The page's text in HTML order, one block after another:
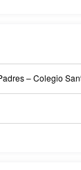
– Colegio